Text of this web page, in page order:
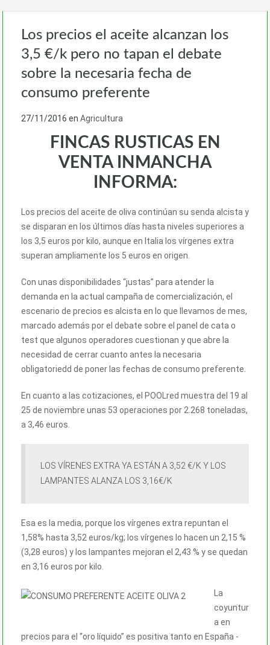
Los precios el aceite alcanzan los
3,5 €/k pero no tapan el debate
sobre la necesaria fecha de
consumo preferente
27/11/2016 en Agricultura
FINCAS RUSTICAS EN
VENTA INMANCHA
INFORMA:
Los precios del aceite de oliva continúan su senda alcista y
se disparan en los últimos días hasta niveles superiores a
los 3,5 euros por kilo, aunque en Italia los vírgenes extra
superan ampliamente los 5 euros en origen.
Con unas disponibilidades “justas” para atender la
demanda en la actual campaña de comercialización, el
escenario de precios es alcista en lo que llevamos de mes,
marcado además por el debate sobre el panel de cata o
test que algunos operadores cuestionan y que abre la
necesidad de cerrar cuanto antes la necesaria
obligatoriedd de poner las fechas de consumo preferente.
En cuanto a las cotizaciones, el POOLred muestra del 19 al
25 de noviembre unas 53 operaciones por 2.268 toneladas,
a 3,46 euros.
LOS VÍRENES EXTRA YA ESTÁN A 3,52 €/K Y LOS
LAMPANTES ALANZA LOS 3,16€/K
Esa es la media, porque los vírgenes extra repuntan el
1,58% hasta 3,52 euros/kg; los vírgenes lo hacen un 2,15 %
(3,28 euros) y los lampantes mejoran el 2,43 % y se quedan
en 3,16 euros por kilo.
La
coyuntur
a en
precios para el “oro líquido” es positiva tanto en España -